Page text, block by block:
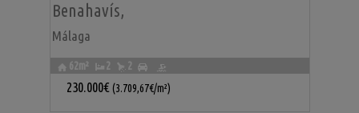
Benahavís,
Málaga
62m² 2 2
230.000€ (3.709,67€/m²)